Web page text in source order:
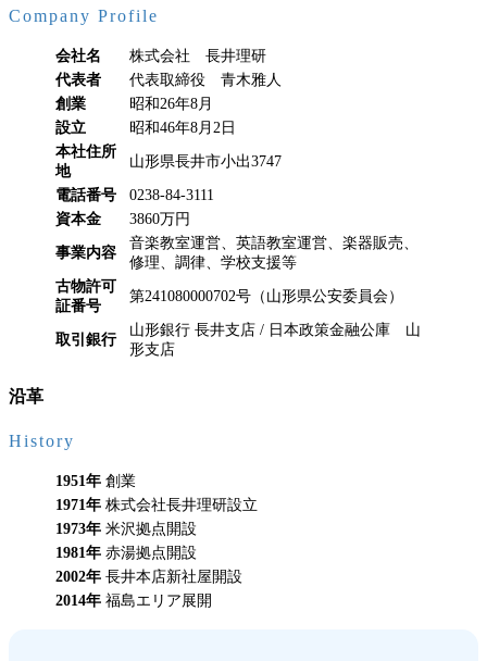
Company Profile
会社名
株式会社 長井理研
代表者
代表取締役 青木雅人
創業
昭和26年8月
設立
昭和46年8月2日
本社住所
地
山形県長井市小出3747
電話番号
0238-84-3111
資本金
3860万円
事業内容
音楽教室運営、英語教室運営、楽器販売、
修理、調律、学校支援等
古物許可
証番号
第241080000702号（山形県公安委員会）
取引銀行
山形銀行 長井支店 / 日本政策金融公庫 山
形支店
沿革
History
1951年 創業
1971年 株式会社長井理研設立
1973年 米沢拠点開設
1981年 赤湯拠点開設
2002年 長井本店新社屋開設
2014年 福島エリア展開